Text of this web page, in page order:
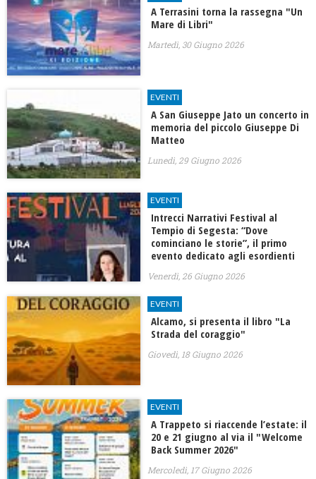
A Terrasini torna la rassegna "Un
Mare di Libri"
Martedì, 30 Giugno 2026
EVENTI
A San Giuseppe Jato un concerto in
memoria del piccolo Giuseppe Di
Matteo
Lunedì, 29 Giugno 2026
EVENTI
Intrecci Narrativi Festival al
Tempio di Segesta: “Dove
cominciano le storie”, il primo
evento dedicato agli esordienti
Venerdì, 26 Giugno 2026
EVENTI
Alcamo, si presenta il libro "La
Strada del coraggio"
Giovedì, 18 Giugno 2026
EVENTI
A Trappeto si riaccende l’estate: il
20 e 21 giugno al via il "Welcome
Back Summer 2026"
Mercoledì, 17 Giugno 2026